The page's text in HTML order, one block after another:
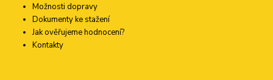
Možnosti dopravy
Dokumenty ke stažení
Jak ověřujeme hodnocení?
Kontakty